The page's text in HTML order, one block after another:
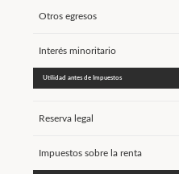
Otros egresos
Interés minoritario
Utilidad antes de Impuestos
Reserva legal
Impuestos sobre la renta